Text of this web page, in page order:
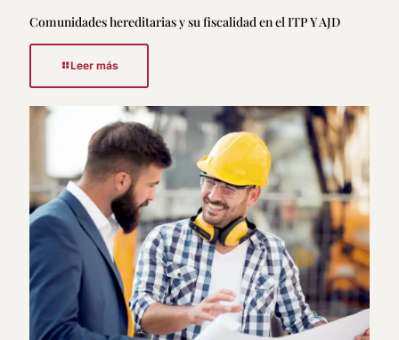
Comunidades hereditarias y su fiscalidad en el ITP Y AJD
Leer más